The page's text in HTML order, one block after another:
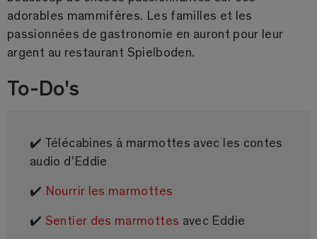
adorables mammifères. Les familles et les
passionnées de gastronomie en auront pour leur
argent au restaurant Spielboden.
To-Do's
✔️ Télécabines à marmottes avec les contes
audio d'Eddie
✔️ Nourrir les marmottes
✔️ Sentier des marmottes avec Eddie